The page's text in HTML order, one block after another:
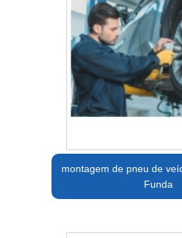
montagem de pneu de
Funda